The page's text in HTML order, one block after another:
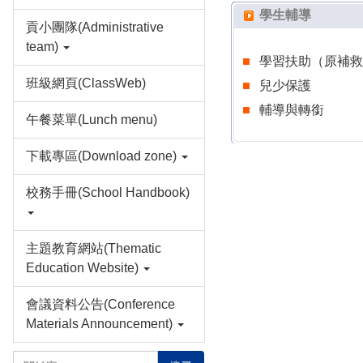
貢小團隊(Administrative
team)
班級網頁(ClassWeb)
午餐菜單(Lunch menu)
下載專區(Download zone)
校務手冊(School Handbook)
主題教育網站(Thematic
Education Website)
會議資料公告(Conference
Materials Announcement)
學生輔導
學習扶助（原補
兒少保護
輔導與轉銜